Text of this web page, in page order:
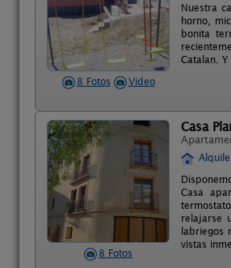
8 Fotos Video
Nuestra
horno,
bonita
Catalan.
8 Fotos
Casa
Casa
relajarse
labriegos
vistas